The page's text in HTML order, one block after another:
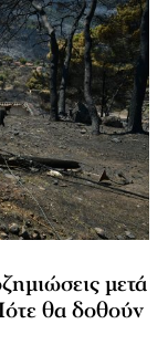
μετά
θα δοθούν